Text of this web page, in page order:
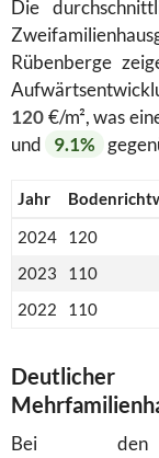
Die
Rübenberge
120€/m², was
und
9.1%
Jahr
2024
120
2023
110
2022
110
Bei den